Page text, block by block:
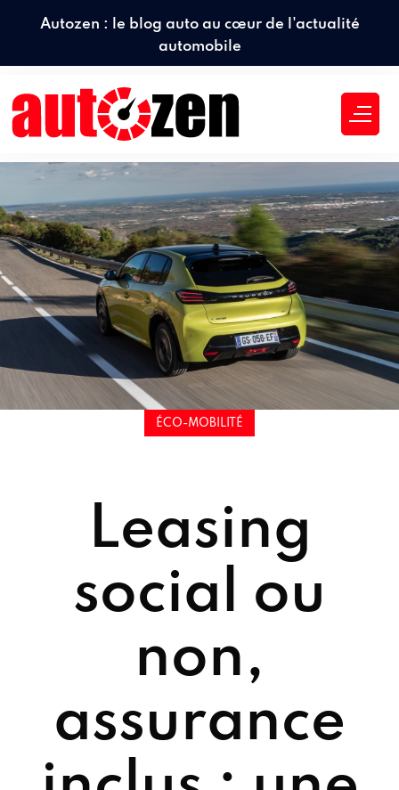
Autozen : le blog auto au cœur de l'actualité
automobile
ÉCO-MOBILITÉ
Leasing
social ou
non,
assurance